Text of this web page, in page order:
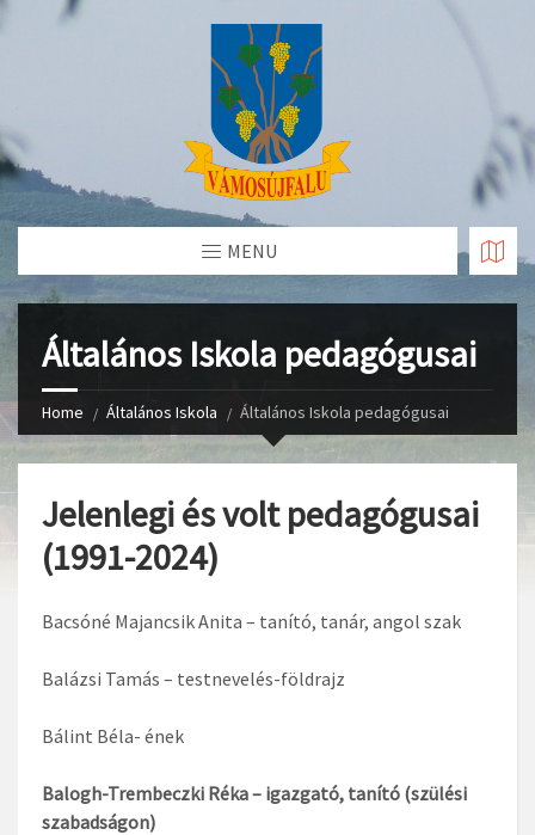
Skip
MENU
Általános Iskola pedagógusai
Home Általános Iskola Általános Iskola pedagógusai
Jelenlegi és volt pedagógusai
(1991-2024)
Bacsóné Majancsik Anita – tanító, tanár, angol szak
Balázsi Tamás – testnevelés-földrajz
Bálint Béla- ének
Balogh-Trembeczki Réka – igazgató, tanító (szülési
szabadságon)